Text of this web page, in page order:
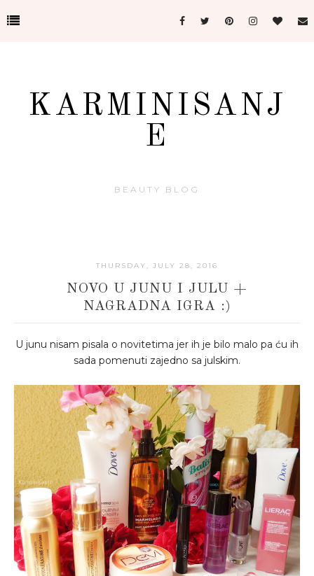
KARMINISANJ
E
BEAUTY BLOG
THURSDAY, JULY 28, 2016
NOVO U JUNU I JULU +
NAGRADNA IGRA :)
U junu nisam pisala o novitetima jer ih je bilo malo pa ću ih
sada pomenuti zajedno sa julskim.